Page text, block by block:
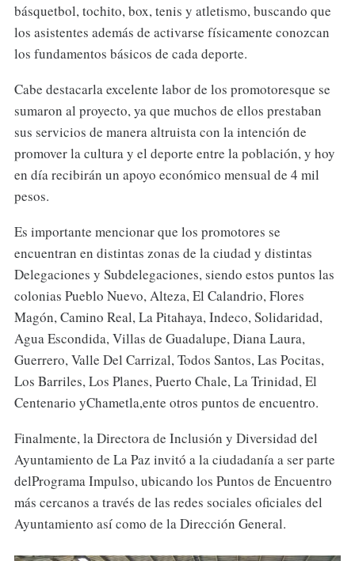
básquetbol, tochito, box, tenis y atletismo, buscando que
los asistentes además de activarse físicamente conozcan
los fundamentos básicos de cada deporte.
Cabe destacarla excelente labor de los promotoresque se
sumaron al proyecto, ya que muchos de ellos prestaban
sus servicios de manera altruista con la intención de
promover la cultura y el deporte entre la población, y hoy
en día recibirán un apoyo económico mensual de 4 mil
pesos.
Es importante mencionar que los promotores se
encuentran en distintas zonas de la ciudad y distintas
Delegaciones y Subdelegaciones, siendo estos puntos las
colonias Pueblo Nuevo, Alteza, El Calandrio, Flores
Magón, Camino Real, La Pitahaya, Indeco, Solidaridad,
Agua Escondida, Villas de Guadalupe, Diana Laura,
Guerrero, Valle Del Carrizal, Todos Santos, Las Pocitas,
Los Barriles, Los Planes, Puerto Chale, La Trinidad, El
Centenario yChametla,ente otros puntos de encuentro.
Finalmente, la Directora de Inclusión y Diversidad del
Ayuntamiento de La Paz invitó a la ciudadanía a ser parte
delPrograma Impulso, ubicando los Puntos de Encuentro
más cercanos a través de las redes sociales oficiales del
Ayuntamiento así como de la Dirección General.